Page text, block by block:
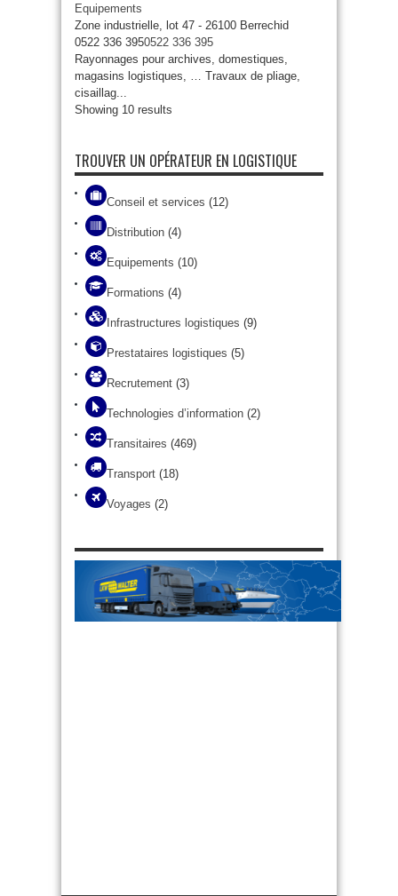
Equipements
Zone industrielle, lot 47 - 26100 Berrechid
0522 336 3950522 336 395
Rayonnages pour archives, domestiques,
magasins logistiques, … Travaux de pliage,
cisaillag...
Showing 10 results
TROUVER UN OPÉRATEUR EN LOGISTIQUE
Conseil et services (12)
Distribution (4)
Equipements (10)
Formations (4)
Infrastructures logistiques (9)
Prestataires logistiques (5)
Recrutement (3)
Technologies d’information (2)
Transitaires (469)
Transport (18)
Voyages (2)